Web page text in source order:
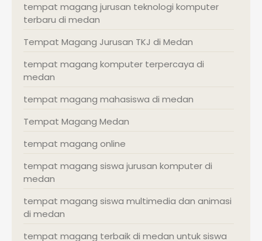
tempat magang jurusan teknologi komputer
terbaru di medan
Tempat Magang Jurusan TKJ di Medan
tempat magang komputer terpercaya di
medan
tempat magang mahasiswa di medan
Tempat Magang Medan
tempat magang online
tempat magang siswa jurusan komputer di
medan
tempat magang siswa multimedia dan animasi
di medan
tempat magang terbaik di medan untuk siswa